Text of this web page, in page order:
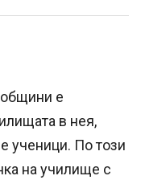
общини е
в нея,
ученици. По този
на училище с